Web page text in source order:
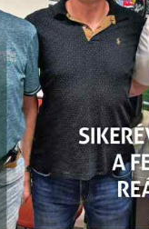
ÖNKORMÁNYZAT
ÜGYINTÉZÉS